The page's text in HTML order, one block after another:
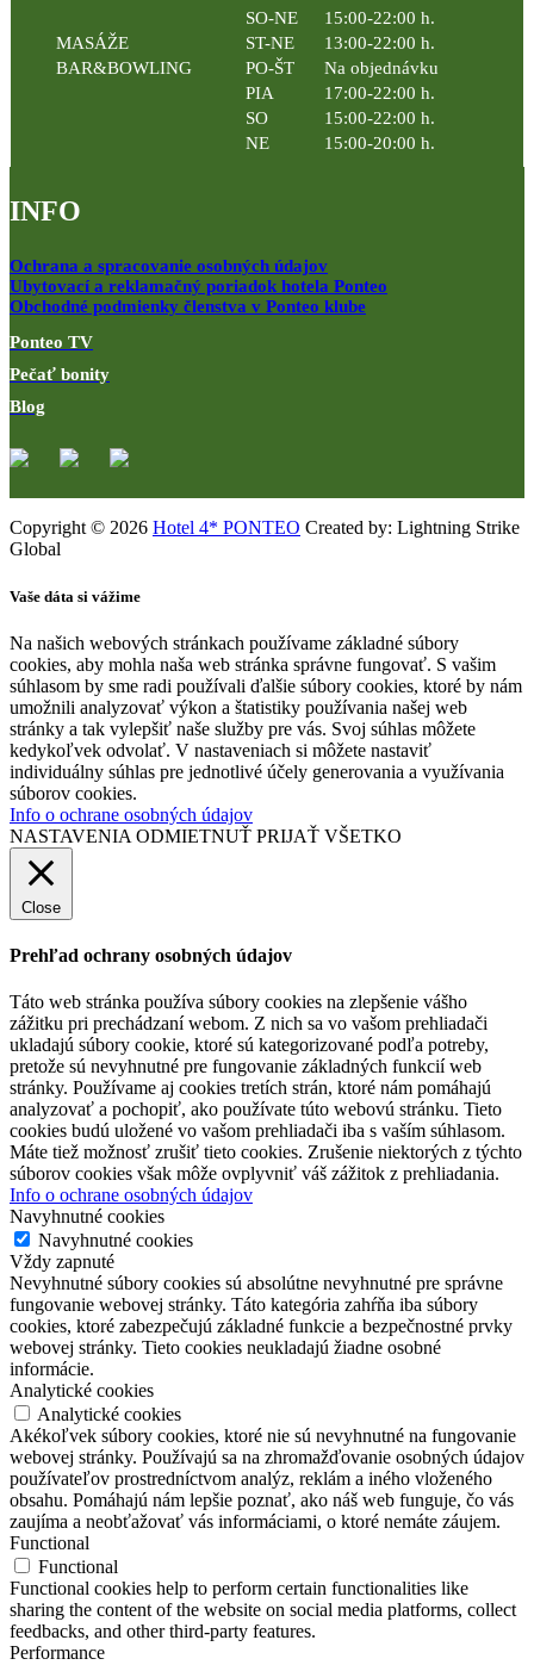
SO-NE
15:00-22:00 h.
MASÁŽE
ST-NE
13:00-22:00 h.
BAR&BOWLING
PO-ŠT
Na objednávku
PIA
17:00-22:00 h.
SO
15:00-22:00 h.
NE
15:00-20:00 h.
INFO
Ochrana a spracovanie osobných údajov
Ubytovací a reklamačný poriadok hotela Ponteo
Obchodné podmienky členstva v Ponteo klube
Ponteo TV
Pečať bonity
Blog
Copyright © 2026 Hotel 4* PONTEO Created by: Lightning Strike
Global
Vaše dáta si vážime
Na našich webových stránkach používame základné súbory
cookies, aby mohla naša web stránka správne fungovať. S vašim
súhlasom by sme radi používali ďalšie súbory cookies, ktoré by nám
umožnili analyzovať výkon a štatistiky používania našej web
stránky a tak vylepšiť naše služby pre vás. Svoj súhlas môžete
kedykoľvek odvolať. V nastaveniach si môžete nastaviť
individuálny súhlas pre jednotlivé účely generovania a využívania
súborov cookies.
Info o ochrane osobných údajov
NASTAVENIA ODMIETNUŤ PRIJAŤ VŠETKO
Close
Prehľad ochrany osobných údajov
Táto web stránka používa súbory cookies na zlepšenie vášho
zážitku pri prechádzaní webom. Z nich sa vo vašom prehliadači
ukladajú súbory cookie, ktoré sú kategorizované podľa potreby,
pretože sú nevyhnutné pre fungovanie základných funkcií web
stránky. Používame aj cookies tretích strán, ktoré nám pomáhajú
analyzovať a pochopiť, ako používate túto webovú stránku. Tieto
cookies budú uložené vo vašom prehliadači iba s vaším súhlasom.
Máte tiež možnosť zrušiť tieto cookies. Zrušenie niektorých z týchto
súborov cookies však môže ovplyvniť váš zážitok z prehliadania.
Info o ochrane osobných údajov
Navyhnutné cookies
Navyhnutné cookies
Vždy zapnuté
Nevyhnutné súbory cookies sú absolútne nevyhnutné pre správne
fungovanie webovej stránky. Táto kategória zahŕňa iba súbory
cookies, ktoré zabezpečujú základné funkcie a bezpečnostné prvky
webovej stránky. Tieto cookies neukladajú žiadne osobné
informácie.
Analytické cookies
Analytické cookies
Akékoľvek súbory cookies, ktoré nie sú nevyhnutné na fungovanie
webovej stránky. Používajú sa na zhromažďovanie osobných údajov
používateľov prostredníctvom analýz, reklám a iného vloženého
obsahu. Pomáhajú nám lepšie poznať, ako náš web funguje, čo vás
zaujíma a neobťažovať vás informáciami, o ktoré nemáte záujem.
Functional
Functional
Functional cookies help to perform certain functionalities like
sharing the content of the website on social media platforms, collect
feedbacks, and other third-party features.
Performance